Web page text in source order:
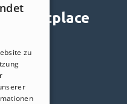
Marketplace
Objekte
Credits
Angebote
PORTUGUESE
zu